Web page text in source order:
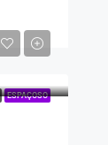
ESPAÇOSO